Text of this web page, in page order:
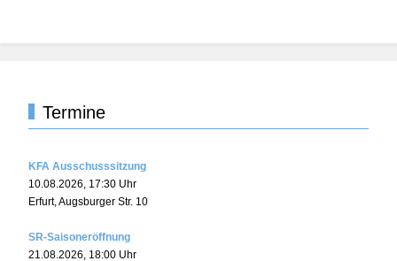
Termine
KFA Ausschusssitzung
10.08.2026 17:30 Uhr
Erfurt, Augsburger Str. 10
SR-Saisoneröffnung
21.08.2026 18:00 Uhr